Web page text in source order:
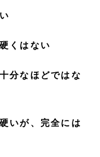
くはない
分なほどではな
いが、完全には